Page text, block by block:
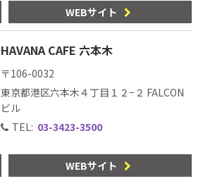
WEBサイト
HAVANA CAFE 六本木
〒106-0032
東京都港区六本木４丁目１２−２ FALCON
ビル
TEL: 03-3423-3500
WEBサイト